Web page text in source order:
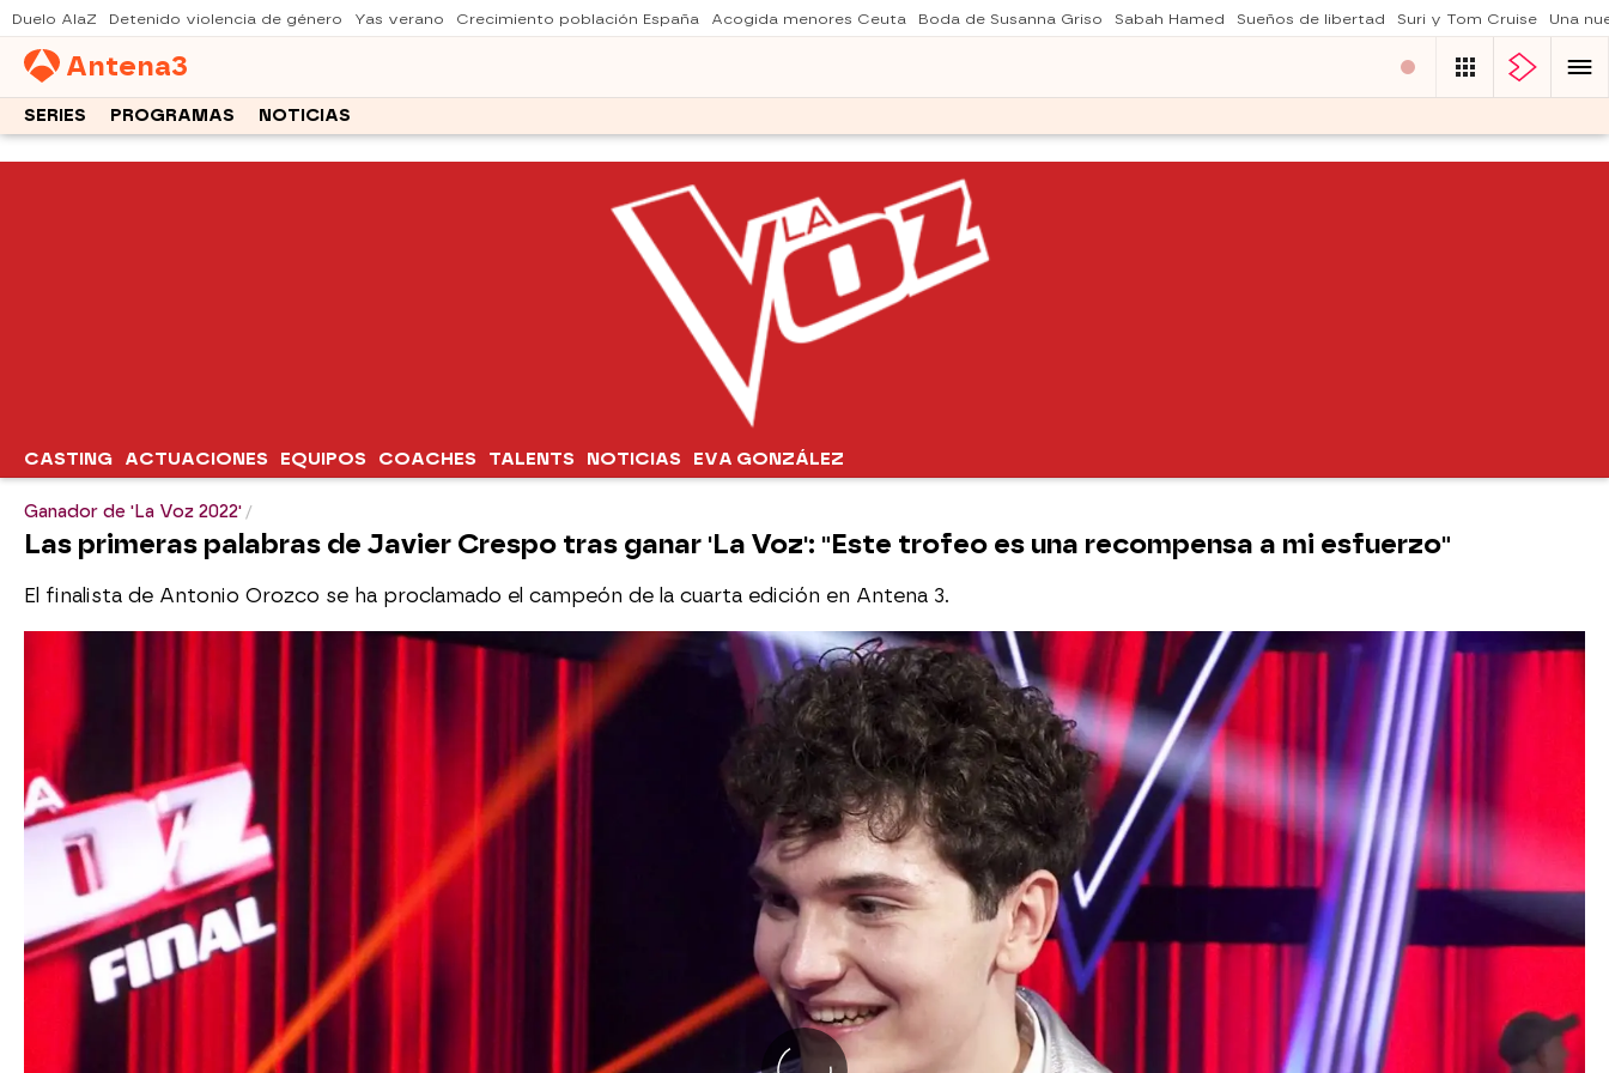
Duelo AlaZ Detenido violencia de género Yas verano Crecimiento población España Acogida menores Ceuta Boda de Susanna Griso Sabah Hamed Sueños de libertad Suri y Tom Cruise Una
Antena3
SERIES PROGRAMAS NOTICIAS
CASTING ACTUACIONES EQUIPOS COACHES TALENTS NOTICIAS EVA GONZÁLEZ
Ganador de 'La Voz 2022'
Las primeras palabras de Javier Crespo tras ganar 'La Voz': "Este trofeo es una recompensa a mi esfuerzo"
El finalista de Antonio Orozco se ha proclamado el campeón de la cuarta edición en Antena 3.